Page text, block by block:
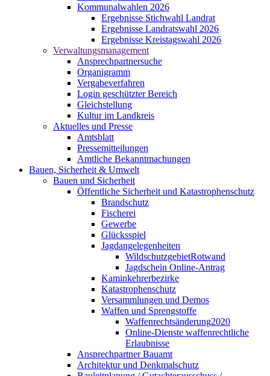
Kommunalwahlen 2026
Ergebnisse Stichwahl Landrat
Ergebnisse Landratswahl 2026
Ergebnisse Kreistagswahl 2026
Verwaltungsmanagement
Ansprechpartnersuche
Organigramm
Vergabeverfahren
Login geschützter Bereich
Gleichstellung
Kultur im Landkreis
Aktuelles und Presse
Amtsblatt
Pressemitteilungen
Amtliche Bekanntmachungen
Bauen, Sicherheit & Umwelt
Bauen und Sicherheit
Öffentliche Sicherheit und Katastrophenschutz
Brandschutz
Fischerei
Gewerbe
Glücksspiel
Jagdangelegenheiten
WildschutzgebietRotwand
Jagdschein Online-Antrag
Kaminkehrerbezirke
Katastrophenschutz
Versammlungen und Demos
Waffen und Sprengstoffe
Waffenrechtsänderung2020
Online-Dienste waffenrechtliche
Erlaubnisse
Ansprechpartner Bauamt
Architektur und Denkmalschutz